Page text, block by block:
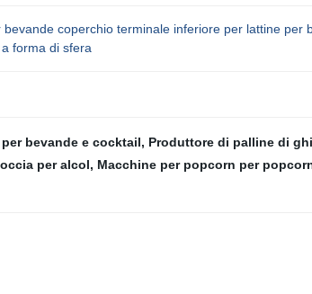
coperchio terminale inferiore per lattine per
forma di sfera
bevande e cocktail, Produttore di palline di
per alcol, Macchine per popcorn per